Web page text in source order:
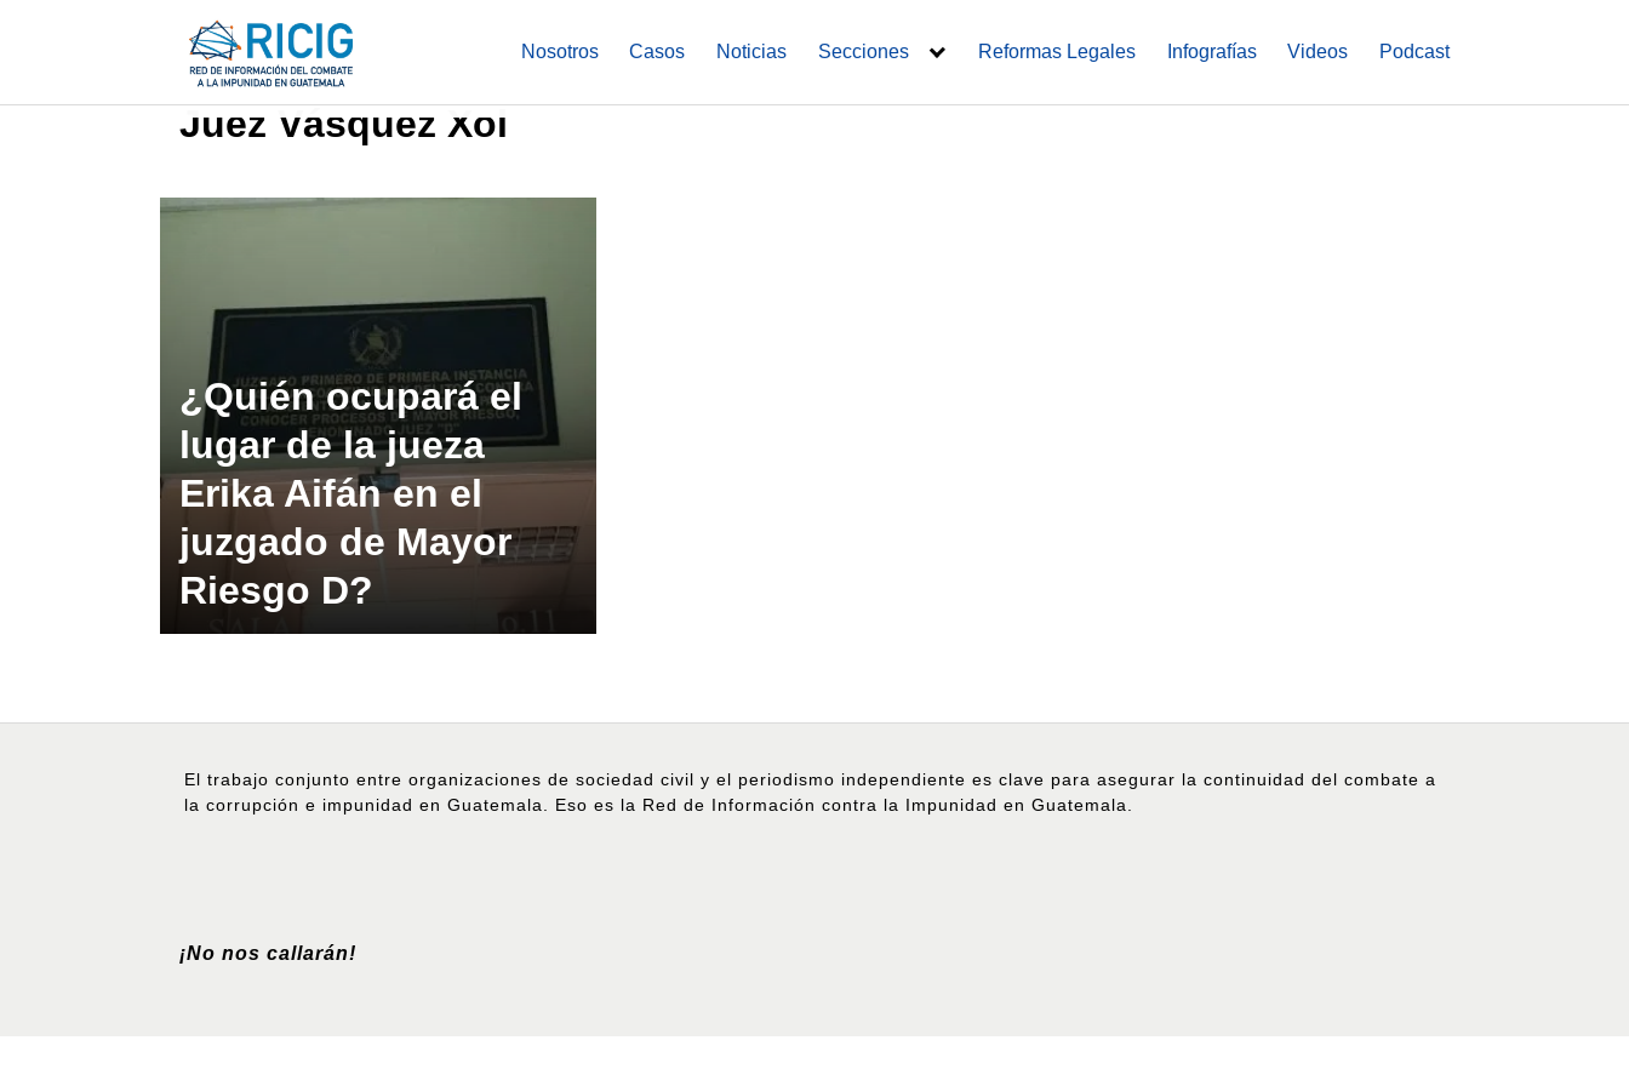
Nosotros Casos Noticias Secciones Reformas Legales Infografías Videos Podcast
Juez Vásquez Xol
¿Quién ocupará el
lugar de la jueza
Erika Aifán en el
juzgado de Mayor
Riesgo D?
El trabajo conjunto entre organizaciones de sociedad civil y el periodismo independiente es clave para asegurar la continuidad del combate a
la corrupción e impunidad en Guatemala. Eso es la Red de Información contra la Impunidad en Guatemala.
¡No nos callarán!